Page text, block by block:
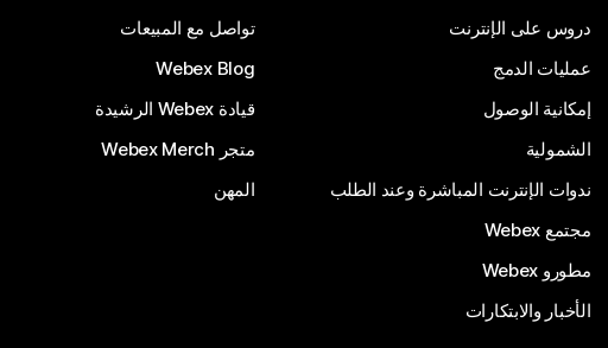
دروس على الإنترنت
عمليات الدمج
إمكانية الوصول
الشمولية
ندوات الإنترنت المباشرة وعند الطلب
مجتمع Webex
مطورو Webex
الأخبار والابتكارات
تواصل مع المبيعات
Webex Blog
قيادة Webex الرشيدة
متجر Webex Merch
المهن